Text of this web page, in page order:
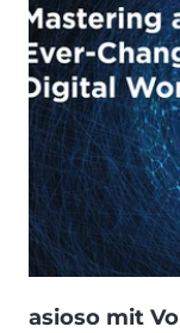
asioso mit